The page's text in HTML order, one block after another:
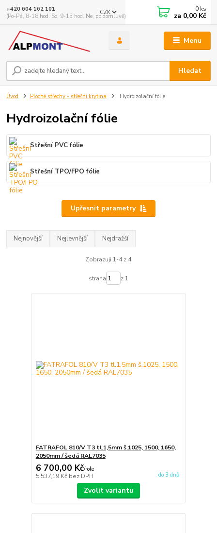
Menu
CZK
Hledat
+420 604 162 101
(Po-Pá, 8-18 hod. So, 9-15 hod. Ne, po domluvě)
0 ks
za 0,00 Kč
Úvod Ploché střechy - střešní krytina Hydroizolační fólie
Hydroizolační fólie
Střešní PVC fólie
Střešní TPO/FPO fólie
Upřesnit parametry
Nejnovější Nejlevnější Nejdražší
Zobrazuji 1-4 z 4
strana z 1
FATRAFOL 810/V T3 tl.1,5mm š.1025, 1500, 1650,
2050mm / šedá RAL7035
6 700,00 Kč/role
5 537,19 Kč bez DPH do 3 dnů
Zvolit variantu